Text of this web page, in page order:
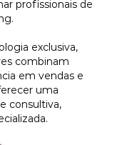
profissionais de
exclusiva,
combinam
em vendas e
uma
consultiva,